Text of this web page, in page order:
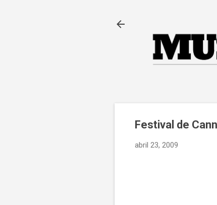
Festival de
abril 23, 2009